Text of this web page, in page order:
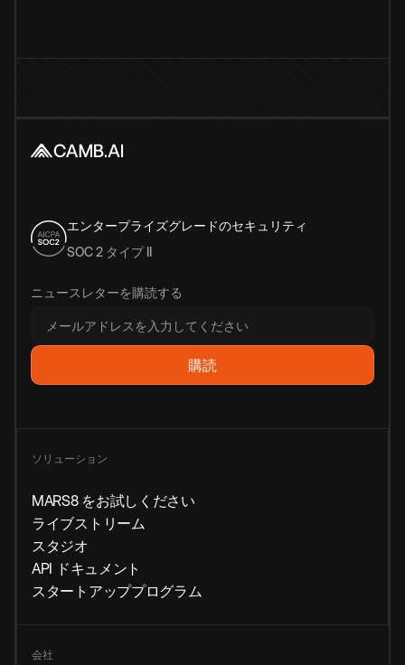
エンタープライズグレードのセキュリティ
SOC 2 タイプ II
ニュースレターを購読する
ソリューション
MARS8 をお試しください
ライブストリーム
スタジオ
API ドキュメント
スタートアッププログラム
会社